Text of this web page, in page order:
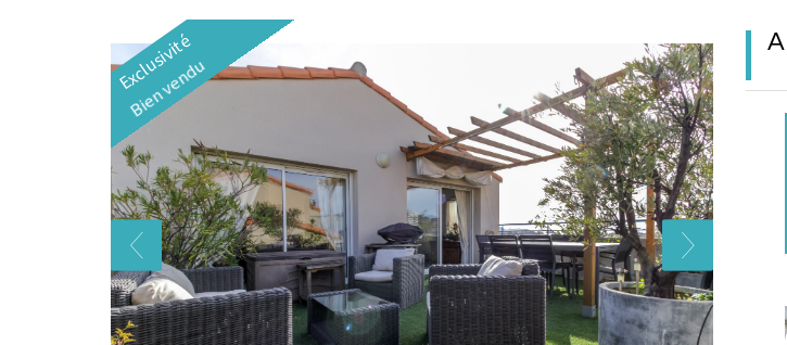
Bien vendu
Exclusivité